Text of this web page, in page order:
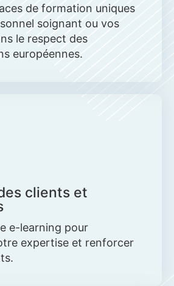
de formation uniques
soignant ou vos
le respect des
européennes.
clients et
e-learning pour
expertise et renforcer